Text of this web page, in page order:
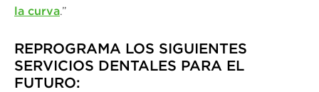
la curva.”
REPROGRAMA LOS SIGUIENTES
SERVICIOS DENTALES PARA EL
FUTURO: